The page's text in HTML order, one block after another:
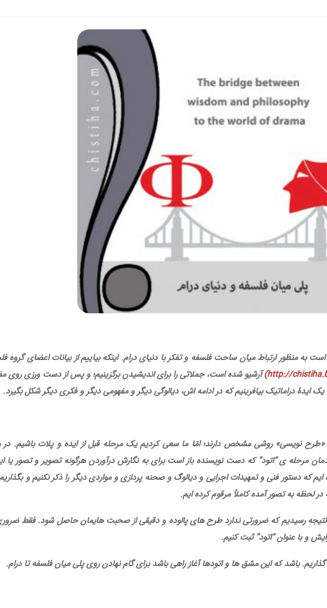
به منظور ارتباط میان ساحت فلسفه و تفکر با دنیای درام. اینکه بیاییم از بیانات اعضای گروه
(http://آرشیو شده است، جملاتی را برای اندیشیدن برگزینیم؛ و پس از دست ورزی روی
ایدۀ دراماتیک بیافرینیم که در ادامه اش، دیالوگی دیگر و مفهومی دیگر و فکری دیگر شکل بگیرد.
«طرح نویسی» روشی مشخص دارند؛ امّا ما سعی کردیم یک مرحله قبل از ایده و پلات باشیم.
مرحله ی “اتود” که دست نویسنده باز است برای به نگارش درآوردن هرگونه تصویر و تصور یا
که دستور فنی و تمهیدات اجرایی و دیالوگ و صحنه پردازی و مواردی دیگر را ذکر نکنیم و
به تصور آمده کاملاً مرقوم کرده ایم.
رسیدیم که ضرورتی ندارد طرح های پالوده و دقیقی از صحبت هایمان حاصل شود. فقط
و با عنوان “اتود” ثبت کنیم.
باشد که این مشق ها و اتودها آغاز راهی باشد برای گام نهادن روی پلی میان فلسفه تا درام.